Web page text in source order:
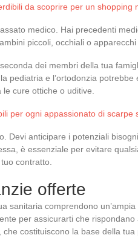
da scoprire per un shopping
medico. Hai precedenti
piccoli, occhiali o
dei membri della tua
pediatria e l’ortodonzia
cure ottiche o uditive.
per ogni appassionato di scarpe
Devi anticipare i potenziali
è essenziale per evitare
contratto.
offerte
sanitaria comprendono
per assicurarti che
costituiscono la base della tua